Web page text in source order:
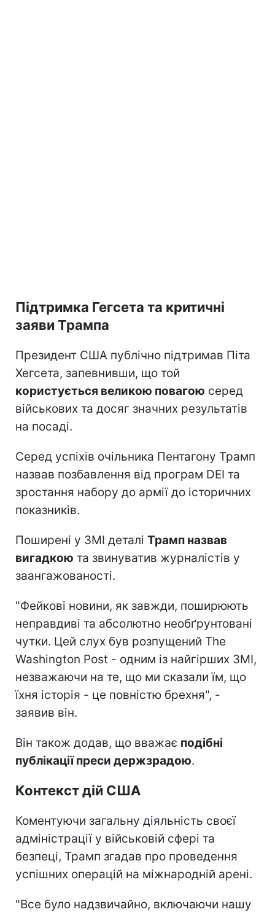
Підтримка Гегсета та критичні
заяви Трампа
Президент США публічно підтримав Піта
Хегсета, запевнивши, що той
користується великою повагою серед
військових та досяг значних результатів
на посаді.
Серед успіхів очільника Пентагону Трамп
назвав позбавлення від програм DEI та
зростання набору до армії до історичних
показників.
Поширені у ЗМІ деталі Трамп назвав
вигадкою та звинуватив журналістів у
заангажованості.
"Фейкові новини, як завжди, поширюють
неправдиві та абсолютно необґрунтовані
чутки. Цей слух був розпущений The
Washington Post - одним із найгірших ЗМІ,
незважаючи на те, що ми сказали їм, що
їхня історія - це повністю брехня", -
заявив він.
Він також додав, що вважає подібні
публікації преси держзрадою.
Контекст дій США
Коментуючи загальну діяльність своєї
адміністрації у військовій сфері та
безпеці, Трамп згадав про проведення
успішних операцій на міжнародній арені.
"Все було надзвичайно, включаючи нашу